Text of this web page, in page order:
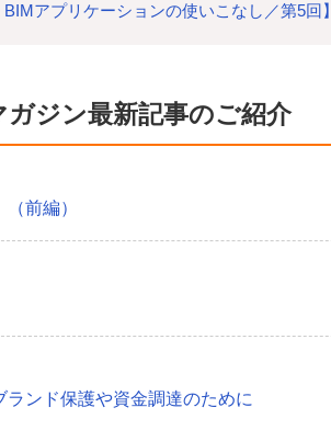
アプリケーションの使いこなし／第5回】
ガジン最新記事のご紹介
前編）
ンド保護や資金調達のために